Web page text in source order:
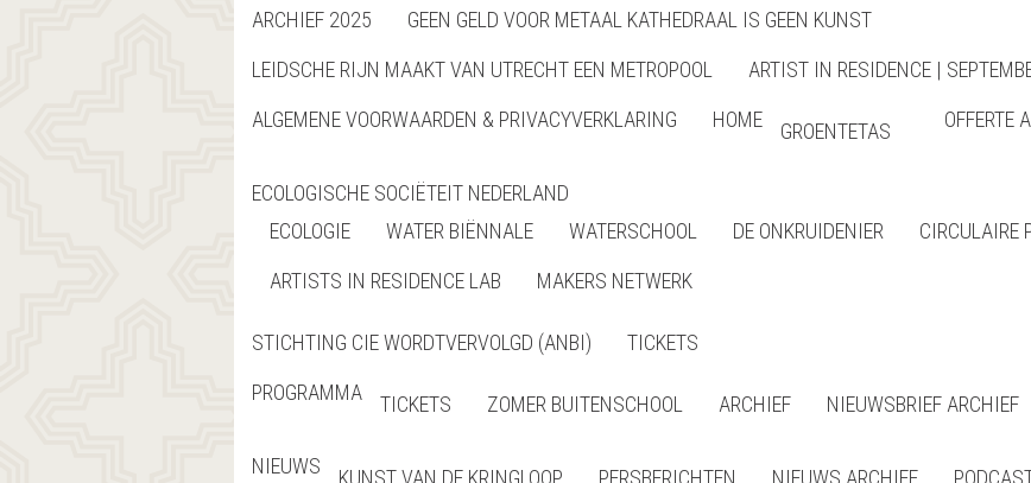
ARCHIEF 2025
GEEN GELD VOOR METAAL KATHEDRAAL IS GEEN KUNST
LEIDSCHE RIJN MAAKT VAN UTRECHT EEN METROPOOL
ARTIST IN RESIDENCE |
ALGEMENE VOORWAARDEN & PRIVACYVERKLARING
HOME GROENTETAS OFFERTE
ECOLOGISCHE SOCIËTEIT NEDERLAND
ECOLOGIE
WATER BIËNNALE WATERSCHOOL DE ONKRUIDENIER CIRCULAIRE
ARTISTS IN RESIDENCE LAB
MAKERS NETWERK
STICHTING CIE WORDTVERVOLGD (ANBI)
TICKETS
PROGRAMMA
TICKETS ZOMER BUITENSCHOOL ARCHIEF NIEUWSBRIEF ARCHIEF
NIEUWS KUNST VAN DE KRINGLOOP PERSBERICHTEN NIEUWS ARCHIEF